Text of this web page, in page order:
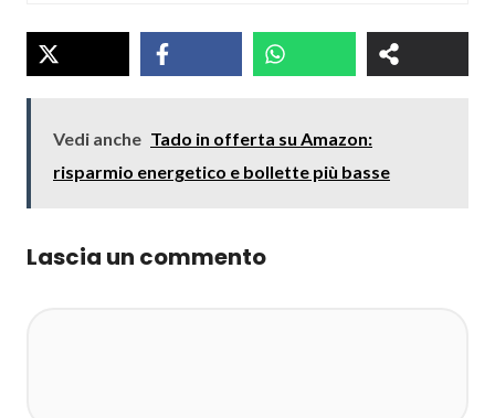
Vedi anche Tado in offerta su Amazon:
risparmio energetico e bollette più basse
Lascia un commento